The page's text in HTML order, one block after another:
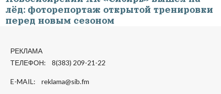
лёд: фоторепортаж открытой тренировки
перед новым сезоном
РЕКЛАМА
ТЕЛЕФОН: 8(383) 209-21-22
E-MAIL: reklama@sib.fm